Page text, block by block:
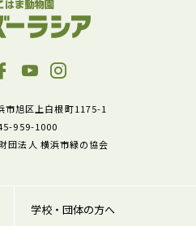
旭区上白根町1175-1
959-1000
団法人 横浜市緑の協会
学校・団体の方へ